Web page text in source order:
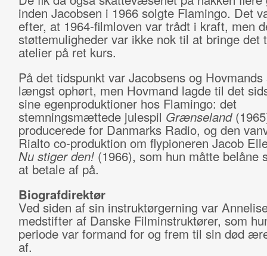
inden Jacobsen i 1966 solgte Flamingo. Det
efter, at 1964-filmloven var trådt i kraft, men
støttemuligheder var ikke nok til at bringe
atelier på ret kurs.
På det tidspunkt var Jacobsens og
længst ophørt, men Hovmand lagde til det
sine egenproduktioner hos Flamingo: det
stemningsmættede julespil Grænseland
producerede for Danmarks Radio, og den
Rialto co-produktion om flypioneren Jacob
Nu stiger den!(1966), som hun måtte belåne
at betale af på.
Biografdirektør
Ved siden af sin instruktørgerning var
medstifter af Danske Filminstruktører, som
periode var formand for og frem til sin død
af.